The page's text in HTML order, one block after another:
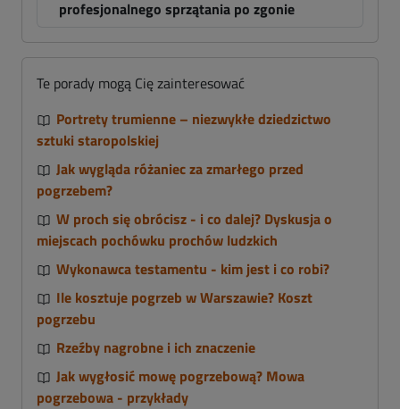
profesjonalnego sprzątania po zgonie
Te porady mogą Cię zainteresować
Portrety trumienne – niezwykłe dziedzictwo
sztuki staropolskiej
Jak wygląda różaniec za zmarłego przed
pogrzebem?
W proch się obrócisz - i co dalej? Dyskusja o
miejscach pochówku prochów ludzkich
Wykonawca testamentu - kim jest i co robi?
Ile kosztuje pogrzeb w Warszawie? Koszt
pogrzebu
Rzeźby nagrobne i ich znaczenie
Jak wygłosić mowę pogrzebową? Mowa
pogrzebowa - przykłady